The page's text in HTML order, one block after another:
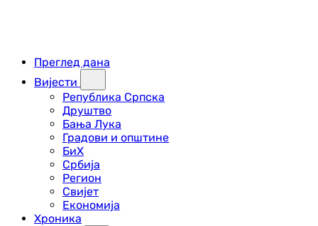
Преглед дана
Вијести
Република Српска
Друштво
Бања Лука
Градови и општине
БиХ
Србија
Регион
Свијет
Економија
Хроника